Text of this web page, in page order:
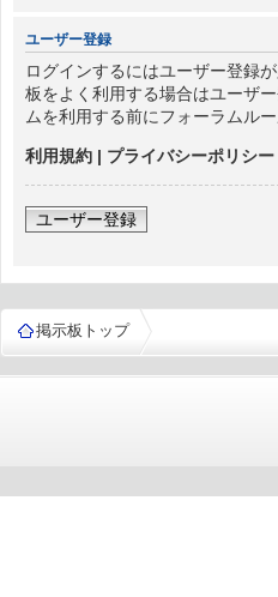
ユーザー登録
ログインするにはユーザー登録
板をよく利用する場合はユーザ
ムを利用する前にフォーラムル
利用規約 | プライバシーポリシー
ユーザー登録
掲示板トップ